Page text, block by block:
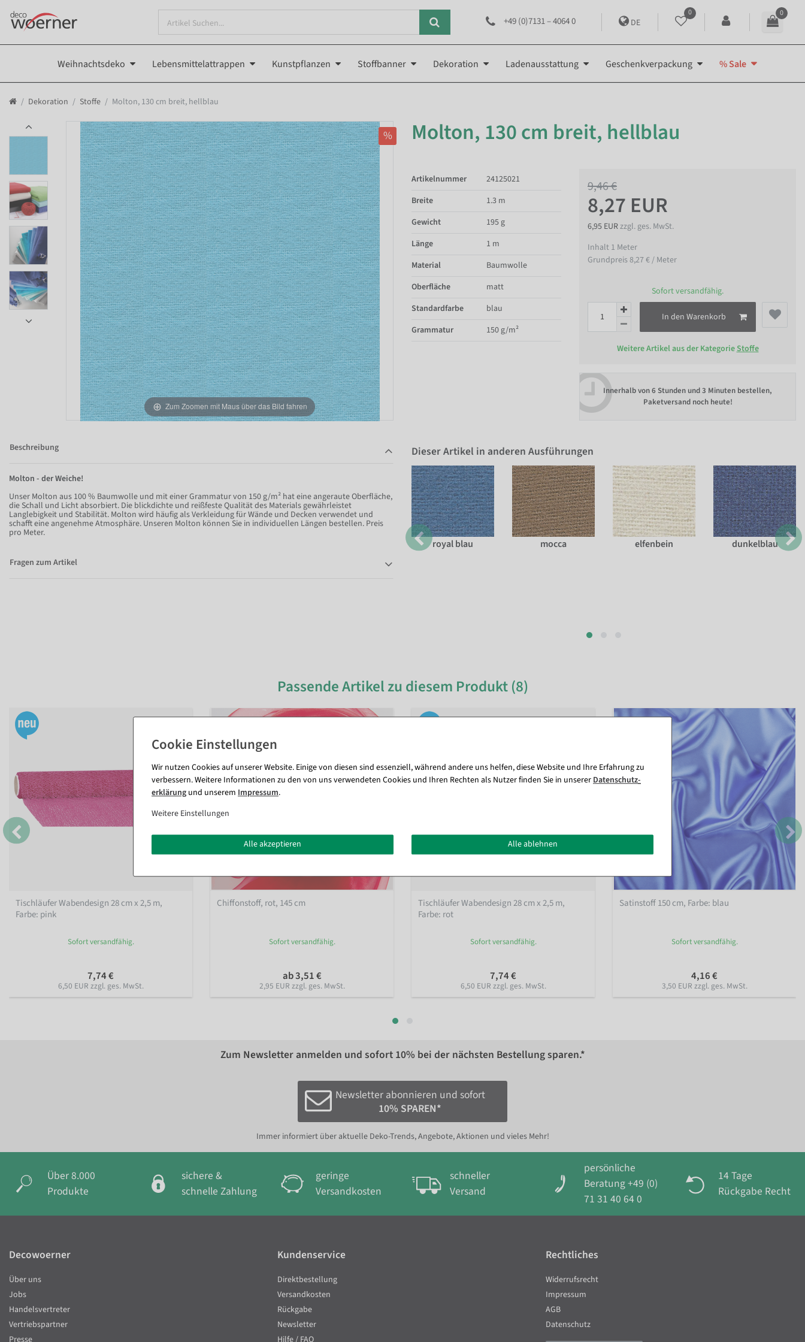
+49 (0)7131 – 4064 0 DE
0 0
Weihnachtsdeko Lebensmittelattrappen Kunstpflanzen Stoffbanner Dekoration Ladenausstattung Geschenkverpackung % Sale
Dekoration Stoffe Molton, 130 cm breit, hellblau
Zum Zoomen mit Maus über das Bild fahren
% Molton, 130 cm breit, hellblau
9,46 €
8,27 EUR
6,95 EURzzgl. ges. MwSt.
Inhalt 1 Meter
Grundpreis8,27 € / Meter
Sofort versandfähig.
In den Warenkorb
Weitere Artikel aus der KategorieStoffe
Innerhalb von6 Stunden und 3 Minuten bestellen,
Paketversand noch heute!
Artikelnummer
24125021
Breite
1.3 m
Gewicht
195 g
Länge
1 m
Material
Baumwolle
Oberfläche
matt
Standardfarbe
blau
Grammatur
150 g/m²
Beschreibung
Molton - der Weiche!
Unser Molton aus 100 % Baumwolle und mit einer Grammatur von 150 g/m² hat eine angeraute Oberfläche,
die Schall und Licht absorbiert. Die blickdichte und reißfeste Qualität des Materials gewährleistet
Langlebigkeit und Stabilität. Molton wird häufig als Verkleidung für Wände und Decken verwendet und
schafft eine angenehme Atmosphäre. Unseren Molton können Sie in individuellen Längen bestellen. Preis
pro Meter.
Fragen zum Artikel
Dieser Artikel in anderen Ausführungen
royal blau mocca elfenbein dunkelblau
Passende Artikel zu diesem Produkt (8)
Tischläufer Wabendesign 28 cm x 2,5 m,
Farbe: pink
Sofort versandfähig.
7,74 €
6,50 EUR zzgl. ges. MwSt.
Chiffonstoff, rot, 145 cm
Sofort versandfähig.
ab 3,51 €
2,95 EUR zzgl. ges. MwSt.
Tischläufer Wabendesign 28 cm x 2,5 m,
Farbe: rot
Sofort versandfähig.
7,74 €
6,50 EUR zzgl. ges. MwSt.
Satinstoff 150 cm, Farbe: blau
Sofort versandfähig.
4,16 €
3,50 EUR zzgl. ges. MwSt.
Zum Newsletter anmelden und sofort 10% bei der nächsten Bestellung sparen.*
Newsletter abonnieren und sofort
10% SPAREN*
Immer informiert über aktuelle Deko-Trends, Angebote, Aktionen und vieles Mehr!
Über 8.000
Produkte
sichere &
schnelle Zahlung
geringe
Versandkosten
schneller
Versand
persönliche
Beratung +49 (0)
71 31 40 64 0
14 Tage
Rückgabe Recht
Wir nutzen Cookies auf unserer Website. Einige von diesen sind essenziell, während andere uns helfen, diese Website und Ihre Erfahrung zu
verbessern. Weitere Informationen zu den von uns verwendeten Cookies und Ihren Rechten als Nutzer finden Sie in unsererDaten­schutz­
erklärung und unserem Impressum.
Weitere Einstellungen
Alle akzeptieren Alle ablehnen
Decowoerner
Über uns
Jobs
Handelsvertreter
Vertriebspartner
Kundenservice
Direktbestellung
Versandkosten
Rückgabe
Newsletter
Rechtliches
Widerrufsrecht
Impressum
AGB
Datenschutz